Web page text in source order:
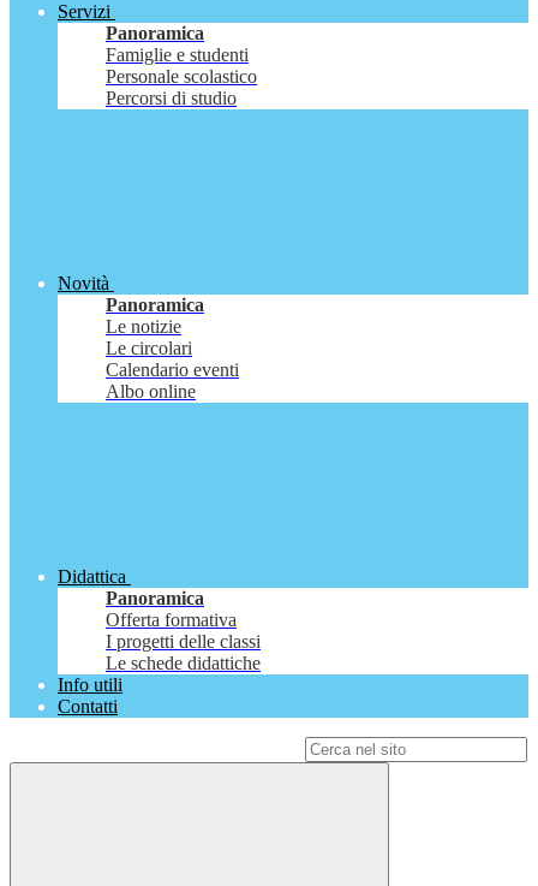
Servizi
Panoramica
Famiglie e studenti
Personale scolastico
Percorsi di studio
Novità
Panoramica
Le notizie
Le circolari
Calendario eventi
Albo online
Didattica
Panoramica
Offerta formativa
I progetti delle classi
Le schede didattiche
Info utili
Contatti